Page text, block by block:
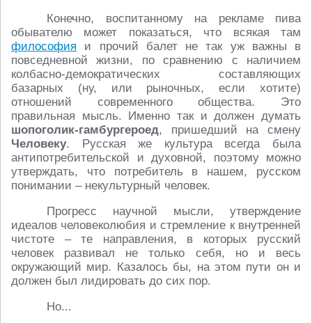
Конечно, воспитанному на рекламе пива
обывателю может показаться, что всякая там
философия и прочий балет не так уж важны в
повседневной жизни, по сравнению с наличием
колбасно-демократических составляющих
базарных (ну, или рыночных, если хотите)
отношений современного общества. Это
правильная мысль. Именно так и должен думать
шопоголик-гамбургероед, пришедший на смену
Человеку. Русская же культура всегда была
антипотребительской и духовной, поэтому можно
утверждать, что потребитель в нашем, русском
понимании – некультурный человек.
Прогресс научной мысли, утверждение
идеалов человеколюбия и стремление к внутренней
чистоте – те направления, в которых русский
человек развивал не только себя, но и весь
окружающий мир. Казалось бы, на этом пути он и
должен был лидировать до сих пор.
Но...